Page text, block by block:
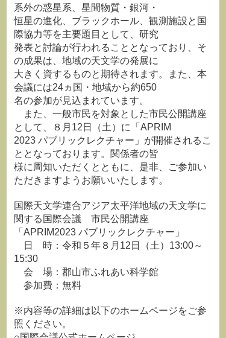
系外の惑星系、星間物質・銀河・
恒星の進化、ブラックホール、観測施設と国
際協力等を主要題目として、研究
発表と討論が行われることとなっており、そ
の成果は、地域の天文学の発展に
大きく資するものと期待されます。また、本
会議には24ヵ国・地域から約650
名の参加が見込まれています。
また、一般市民を対象とした市民公開講座
として、８月12日（土）に「APRIM
2023 パブリックレクチャー」が開催されるこ
ととなっております。関係者の皆
様に周知いただくとともに、是非、ご参加い
ただきますようお願いいたします。
国際天文学連合アジア太平洋地域の天文学に
関する国際会議 市民公開講座
「APRIM2023 パブリックレクチャー」
日 時：令和５年８月12日（土）13:00～
15:30
会 場：郡山市ふれあい科学館
参加費：無料
※内容等の詳細は以下のホームページをご参
照ください。